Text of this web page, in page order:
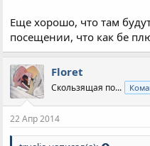
Еще хорошо, что там
посещении, что как бе
Floret
Скользящая по...
22 Апр 2014